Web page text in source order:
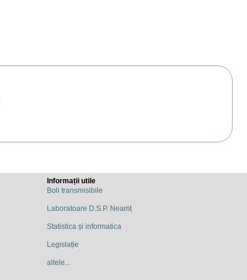
Informații utile
Boli transmisibile
Laboratoare D.S.P. Neamț
Statistica și informatica
Legislație
altele...